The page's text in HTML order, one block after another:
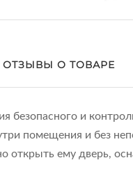
ОТЗЫВЫ О ТОВАРЕ
безопасного и
помещения и без
открыть ему дверь,